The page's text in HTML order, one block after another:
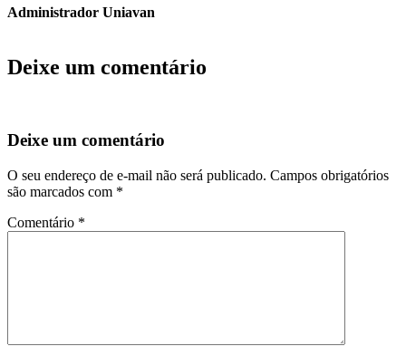
Administrador Uniavan
Deixe um comentário
Deixe um comentário
O seu endereço de e-mail não será publicado. Campos obrigatórios
são marcados com *
Comentário *